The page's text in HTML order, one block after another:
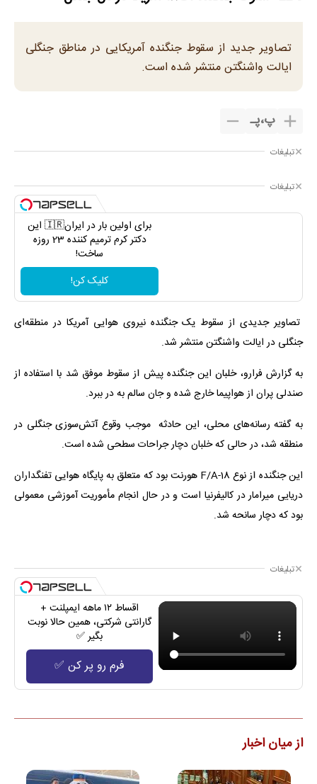
تصاویر جدید از سقوط جنگنده آمریکایی در مناطق جنگلی
ایالت واشنگتن منتشر شده است.
پ،پـ
تبلیغات
تبلیغات
برای اولین بار در ایران🇮🇷 این
دکتر کرم ترمیم کننده 23 روزه
ساخت!
کلیک کن!
تصاویر جدیدی از سقوط یک جنگنده نیروی هوایی آمریکا در منطقه‌ای
جنگلی در ایالت واشنگتن منتشر شد.
به گزارش فرارو، خلبان این جنگنده پیش از سقوط موفق شد با استفاده از
صندلی پران از هواپیما خارج شده و جان سالم به در ببرد.
به گفته رسانه‌های محلی، این حادثه موجب وقوع آتش‌سوزی جنگلی در
منطقه شد، در حالی که خلبان دچار جراحات سطحی شده است.
این جنگنده از نوع F/A-18 هورنت بود که متعلق به پایگاه هوایی تفنگداران
دریایی میرامار در کالیفرنیا است و در حال انجام مأموریت آموزشی معمولی
بود که دچار سانحه شد.
تبلیغات
اقساط ۱۲ ماهه ایمپلنت +
گارانتی شرکتی، همین حالا نوبت
بگیر ✅
فرم رو پر کن ✅
از میان اخبار